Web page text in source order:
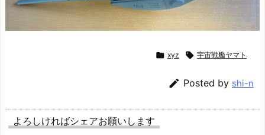
 xyz  宇宙戦艦ヤマト
 Posted by shi-n
よろしければシェアお願いします